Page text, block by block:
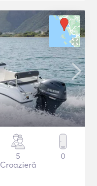
5
Croazieră
0